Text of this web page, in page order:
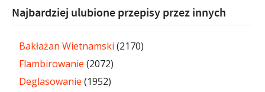
Najbardziej ulubione przepisy przez innych
Bakłażan Wietnamski (2170)
Flambirowanie (2072)
Deglasowanie (1952)